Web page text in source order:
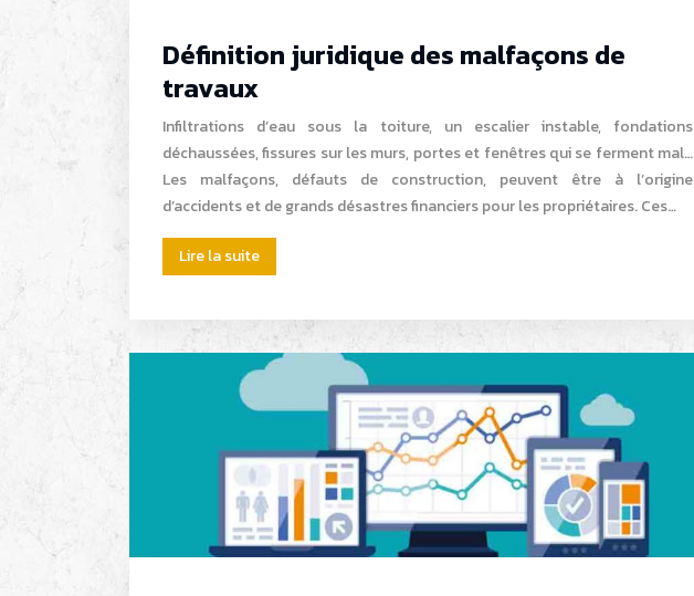
Définition juridique des malfaçons de
travaux
Infiltrations d’eau sous la toiture, un escalier instable, fondations
déchaussées, fissures sur les murs, portes et fenêtres qui se ferment mal…
Les malfaçons, défauts de construction, peuvent être à l’origine
d’accidents et de grands désastres financiers pour les propriétaires. Ces…
Lire la suite